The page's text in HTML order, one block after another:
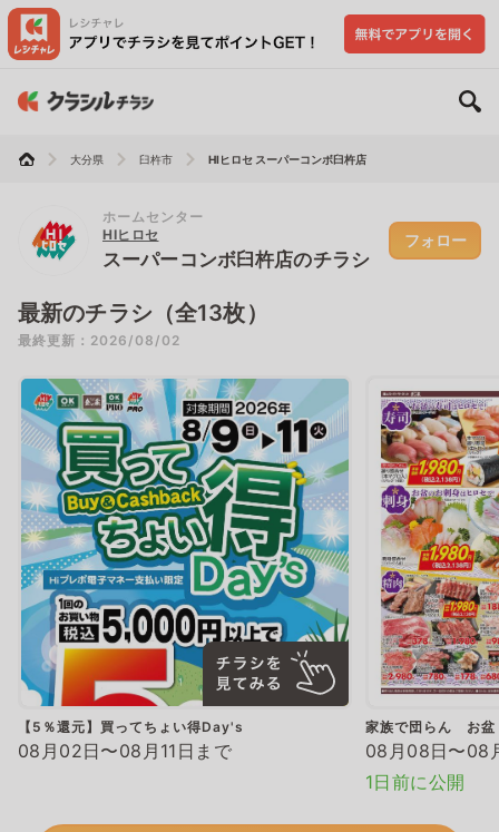
大分県 臼杵市 HIヒロセ スーパーコンボ臼杵店
ホームセンター
HIヒロセ
スーパーコンボ臼杵店のチラシ
フォロー
最新のチラシ（全13枚）
最終更新：2026/08/02
【5％還元】買ってちょい得Day's
08月02日〜08月11日まで
家族で団らん お盆
08月08日〜08
1日前に公開